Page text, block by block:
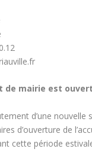
de mairie est
d’une nouvelle
d’ouverture de
cette période